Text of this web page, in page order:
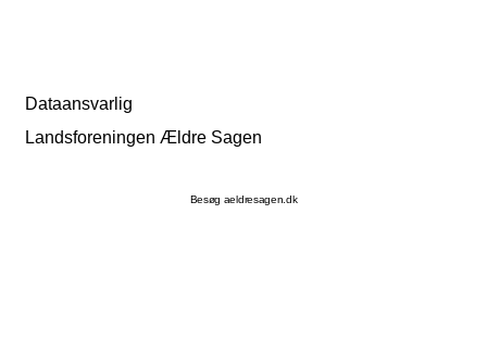
Dataansvarlig
Landsforeningen Ældre Sagen
Besøg aeldresagen.dk